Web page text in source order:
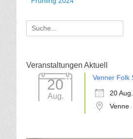
Suche
für:
Veranstaltungen Aktuell
20
Aug.
Venner Folk
20
Venne